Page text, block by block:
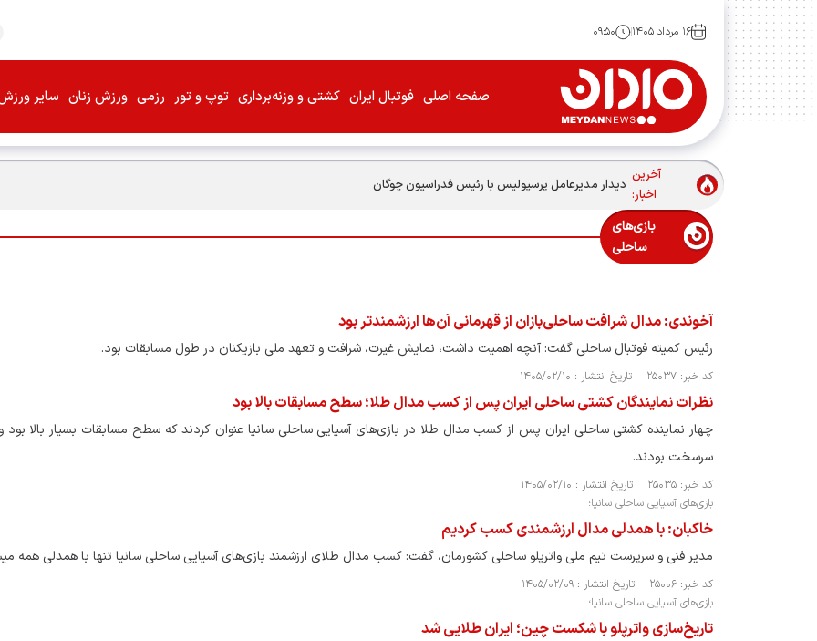
۱۶ مرداد ۱۴۰۵ ۰۹:۵۰
صفحه اصلی فوتبال ایران کشتی و وزنه‌برداری توپ و تور رزمی ورزش زنان سایر
آخرین
اخبار:
دیدار مدیرعامل پرسپولیس با رئیس فدراسیون چوگان
بازی‌های
ساحلی
آخوندی: مدال شرافت ساحلی‌بازان از قهرمانی آن‌ها ارزشمندتر بود
رئیس کمیته فوتبال ساحلی گفت: آنچه اهمیت داشت، نمایش غیرت، شرافت و تعهد ملی بازیکنان در طول مسابقات بود.
کد خبر: ۲۵۰۳۷ تاریخ انتشار : ۱۴۰۵/۰۲/۱۰
نظرات نمایندگان کشتی ساحلی ایران پس از کسب مدال طلا؛ سطح مسابقات بالا بود
چهار نماینده کشتی ساحلی ایران پس از کسب مدال طلا در بازی‌های آسیایی ساحلی سانیا عنوان کردند که سطح مسابقات بسیار بالا بود
سرسخت بودند.
کد خبر: ۲۵۰۳۵ تاریخ انتشار : ۱۴۰۵/۰۲/۱۰
بازی‌های آسیایی ساحلی سانیا؛
خاکبان: با همدلی مدال ارزشمندی کسب کردیم
مدیر فنی و سرپرست تیم ملی واترپلو ساحلی کشورمان، گفت: کسب مدال طلای ارزشمند بازی‌های آسیایی ساحلی سانیا تنها با همدلی همه
کد خبر: ۲۵۰۰۶ تاریخ انتشار : ۱۴۰۵/۰۲/۰۹
بازی‌های آسیایی ساحلی سانیا؛
تاریخ‌سازی واترپلو با شکست چین؛ ایران طلایی شد